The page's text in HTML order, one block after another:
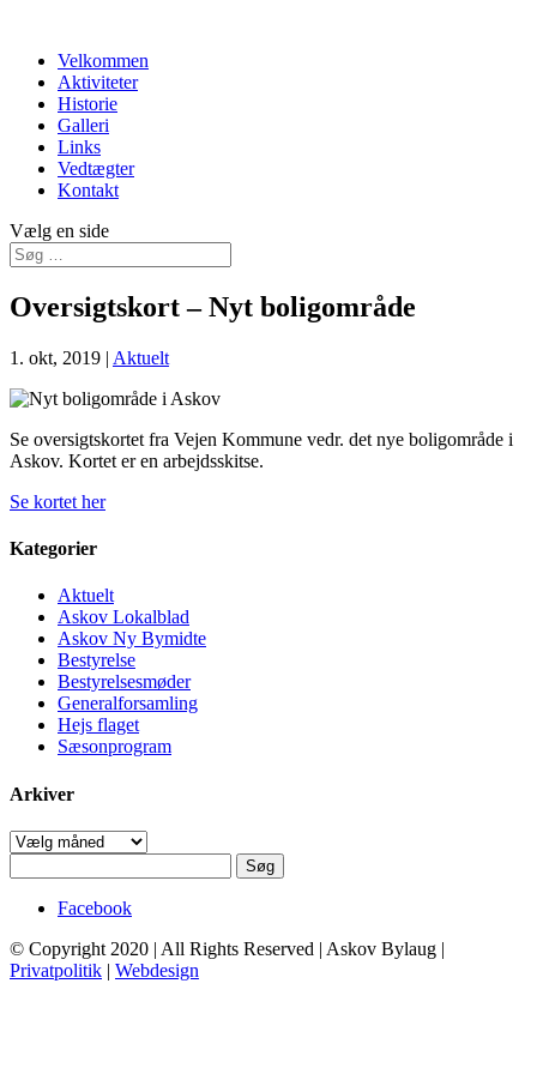
Velkommen
Aktiviteter
Historie
Galleri
Links
Vedtægter
Kontakt
Vælg en side
Oversigtskort – Nyt boligområde
1. okt, 2019 | Aktuelt
Se oversigtskortet fra Vejen Kommune vedr. det nye boligområde i
Askov. Kortet er en arbejdsskitse.
Se kortet her
Kategorier
Aktuelt
Askov Lokalblad
Askov Ny Bymidte
Bestyrelse
Bestyrelsesmøder
Generalforsamling
Hejs flaget
Sæsonprogram
Arkiver
Arkiver
efter:
Facebook
© Copyright 2020 | All Rights Reserved | Askov Bylaug |
Privatpolitik | Webdesign